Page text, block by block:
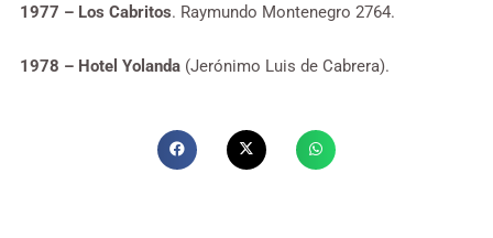
1977 – Los Cabritos. Raymundo Montenegro 2764.
1978 – Hotel Yolanda (Jerónimo Luis de Cabrera).